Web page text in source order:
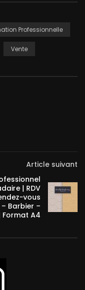
Professionnelle
Vente
Article suivant
| RDV
vous
Barbier –
Format A4